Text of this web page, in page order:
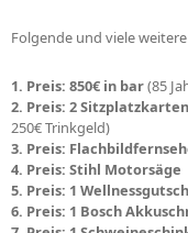
Folgende und viele
1. Preis: 850€ in bar(85
2. Preis: 2
250€ Trinkgeld)
3. Preis:
4. Preis: Stihl Motorsäge
5. Preis: 1
6. Preis: 1 Bosch